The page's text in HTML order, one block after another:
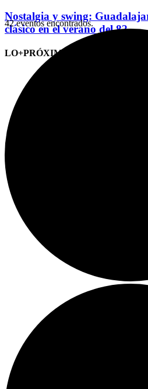
Nostalgia y swing:
clásico en el verano del 82
LO+PRÓXIMO (CITAS)
42 eventos encontrados.